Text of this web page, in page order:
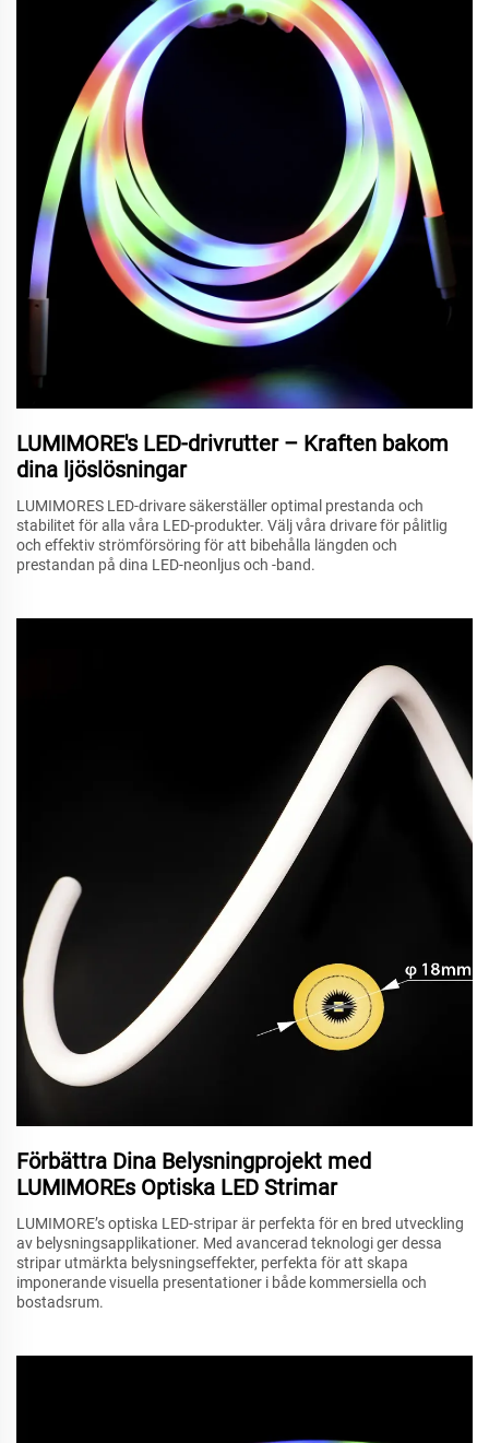
LUMIMORE's LED-drivrutter – Kraften bakom
dina ljöslösningar
LUMIMORES LED-drivare säkerställer optimal prestanda och
stabilitet för alla våra LED-produkter. Välj våra drivare för pålitlig
och effektiv strömförsöring för att bibehålla längden och
prestandan på dina LED-neonljus och -band.
Förbättra Dina Belysningprojekt med
LUMIMOREs Optiska LED Strimar
LUMIMORE’s optiska LED-stripar är perfekta för en bred utveckling
av belysningsapplikationer. Med avancerad teknologi ger dessa
stripar utmärkta belysningseffekter, perfekta för att skapa
imponerande visuella presentationer i både kommersiella och
bostadsrum.